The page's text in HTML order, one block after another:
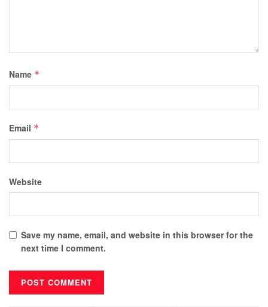
Name *
Email *
Website
Save my name, email, and website in this browser for the
next time I comment.